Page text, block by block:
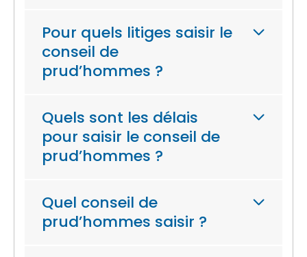
Pour quels litiges saisir le
conseil de
prud’hommes ?
Quels sont les délais
pour saisir le conseil de
prud’hommes ?
Quel conseil de
prud’hommes saisir ?